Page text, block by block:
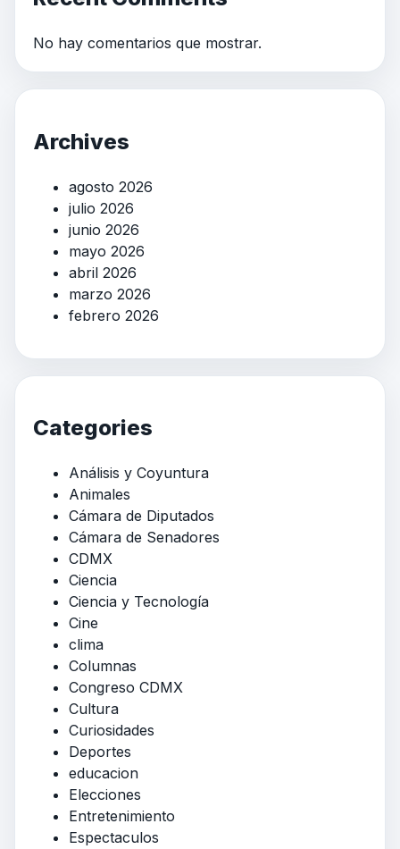
No hay comentarios que mostrar.
Archives
agosto 2026
julio 2026
junio 2026
mayo 2026
abril 2026
marzo 2026
febrero 2026
Categories
Análisis y Coyuntura
Animales
Cámara de Diputados
Cámara de Senadores
CDMX
Ciencia
Ciencia y Tecnología
Cine
clima
Columnas
Congreso CDMX
Cultura
Curiosidades
Deportes
educacion
Elecciones
Entretenimiento
Espectaculos